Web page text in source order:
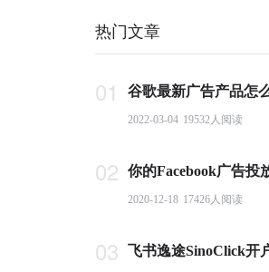
热门文章
01
2022-03-04 19532人阅读
02 你的Facebook广告投
2020-12-18 17426人阅读
03 飞书逸途SinoClick开